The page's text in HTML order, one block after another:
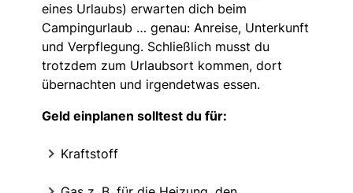
eines Urlaubs) erwarten dich beim
Campingurlaub … genau: Anreise, Unterkunft
und Verpflegung. Schließlich musst du
trotzdem zum Urlaubsort kommen, dort
übernachten und irgendetwas essen.
Geld einplanen solltest du für:
Kraftstoff